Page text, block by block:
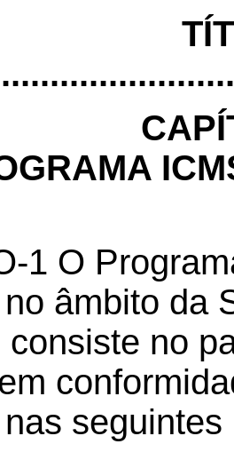
1 O
âmbito da
consiste no
seguintes